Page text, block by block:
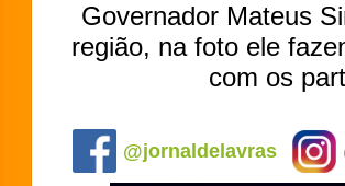
Governador Mateus
região, na foto ele
com os
@jornaldelavras